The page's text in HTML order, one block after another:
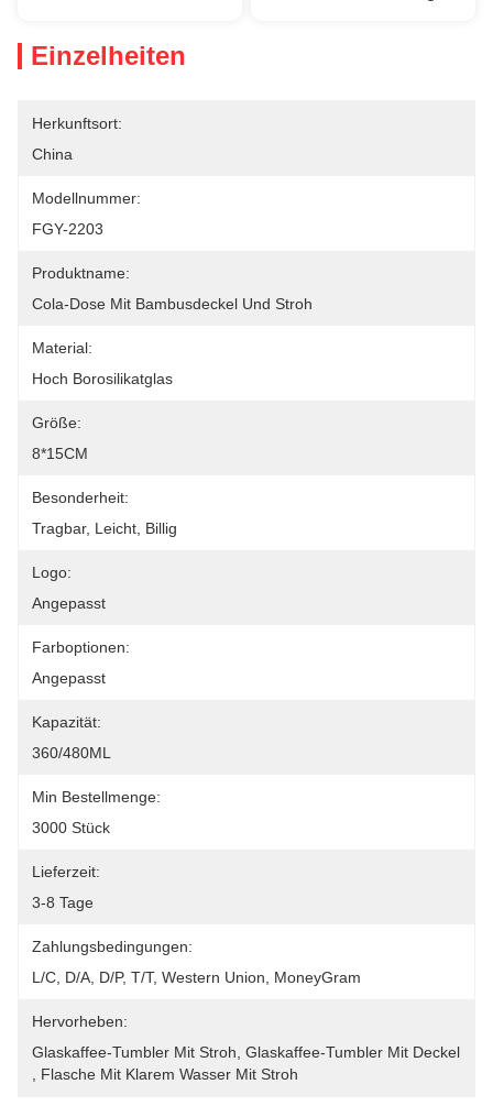
Einzelheiten
Herkunftsort:
China
Modellnummer:
FGY-2203
Produktname:
Cola-Dose Mit Bambusdeckel Und Stroh
Material:
Hoch Borosilikatglas
Größe:
8*15CM
Besonderheit:
Tragbar, Leicht, Billig
Logo:
Angepasst
Farboptionen:
Angepasst
Kapazität:
360/480ML
Min Bestellmenge:
3000 Stück
Lieferzeit:
3-8 Tage
Zahlungsbedingungen:
L/C, D/A, D/P, T/T, Western Union, MoneyGram
Hervorheben:
Glaskaffee-Tumbler Mit Stroh Glaskaffee-Tumbler Mit Deckel
Flasche Mit Klarem Wasser Mit Stroh